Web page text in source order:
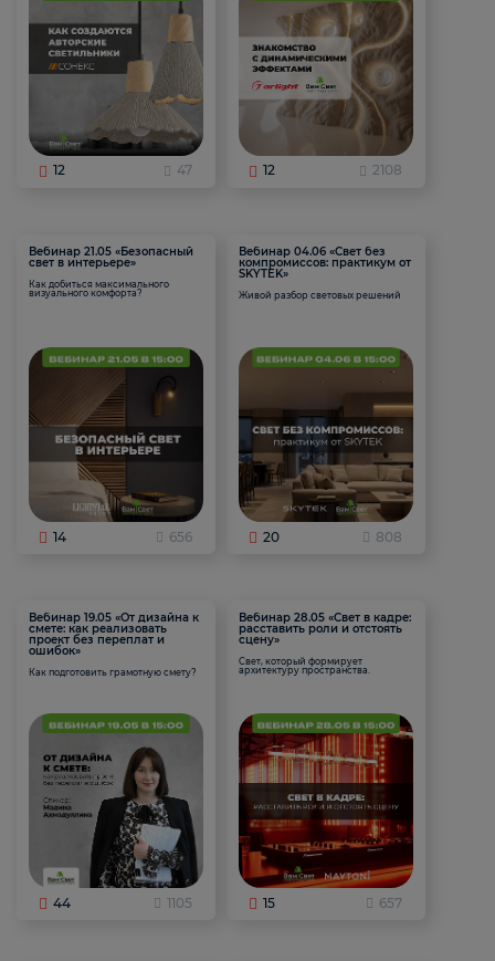
12 47 12 2108
Вебинар 21.05 «Безопасный
свет в интерьере»
Как добиться максимального
визуального комфорта?
14 656
Вебинар 04.06 «Свет без
компромиссов: практикум от
SKYTEK»
Живой разбор световых решений
20 808
Вебинар 19.05 «От дизайна к
смете: как реализовать
проект без переплат и
ошибок»
Как подготовить грамотную смету?
44 1105
Вебинар 28.05 «Свет в кадре:
расставить роли и отстоять
сцену»
Свет, который формирует
архитектуру пространства.
15 657